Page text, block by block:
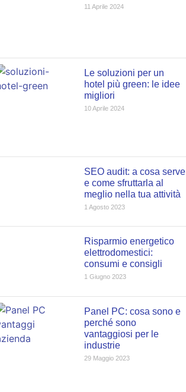
11 Aprile 2024
Le soluzioni per un
hotel più green: le idee
migliori
10 Aprile 2024
SEO audit: a cosa serve
e come sfruttarla al
meglio nella tua attività
1 Agosto 2023
Risparmio energetico
elettrodomestici:
consumi e consigli
1 Giugno 2023
Panel PC: cosa sono e
perché sono
vantaggiosi per le
industrie
29 Maggio 2023